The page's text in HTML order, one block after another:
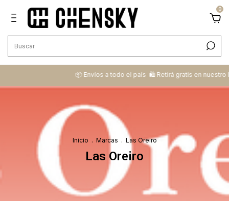
0
📦 ​Envíos a todo el país ​ 🛍️​ Retirá gratis en nuestro local
Inicio . Marcas . Las Oreiro
Las Oreiro